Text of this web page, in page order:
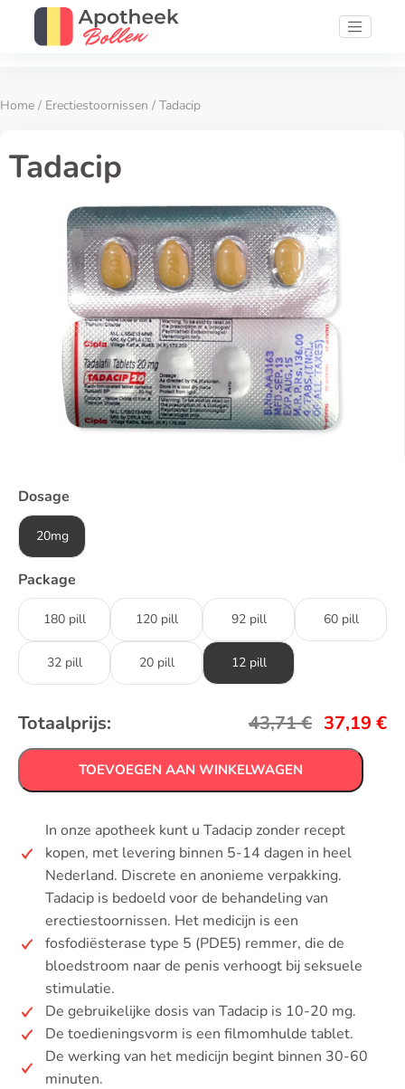
Home / Erectiestoornissen / Tadacip
Tadacip
Dosage
20mg
Package
180 pill 120 pill 92 pill 60 pill
32 pill 20 pill 12 pill
Totaalprijs: 43,71€ 37,19 €
TOEVOEGEN AAN WINKELWAGEN
In onze apotheek kunt u Tadacip zonder recept
kopen, met levering binnen 5-14 dagen in heel
Nederland. Discrete en anonieme verpakking.
Tadacip is bedoeld voor de behandeling van
erectiestoornissen. Het medicijn is een
fosfodiësterase type 5 (PDE5) remmer, die de
bloedstroom naar de penis verhoogt bij seksuele
stimulatie.
De gebruikelijke dosis van Tadacip is 10-20 mg.
De toedieningsvorm is een filmomhulde tablet.
De werking van het medicijn begint binnen 30-60
minuten.